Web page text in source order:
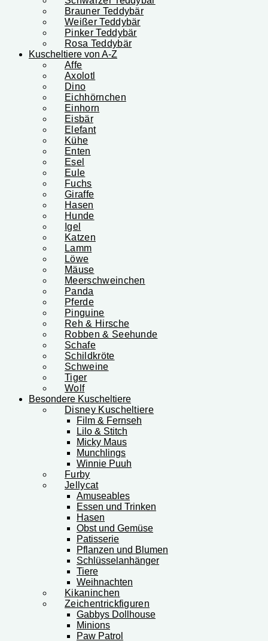
Brauner Teddybär
Weißer Teddybär
Pinker Teddybär
Rosa Teddybär
Kuscheltiere von A-Z
Affe
Axolotl
Dino
Eichhörnchen
Einhorn
Eisbär
Elefant
Kühe
Enten
Esel
Eule
Fuchs
Giraffe
Hasen
Hunde
Igel
Katzen
Lamm
Löwe
Mäuse
Meerschweinchen
Panda
Pferde
Pinguine
Reh & Hirsche
Robben & Seehunde
Schafe
Schildkröte
Schweine
Tiger
Wolf
Besondere Kuscheltiere
Disney Kuscheltiere
Film & Fernseh
Lilo & Stitch
Micky Maus
Munchlings
Winnie Puuh
Furby
Jellycat
Amuseables
Essen und Trinken
Hasen
Obst und Gemüse
Patisserie
Pflanzen und Blumen
Schlüsselanhänger
Tiere
Weihnachten
Kikaninchen
Zeichentrickfiguren
Gabbys Dollhouse
Minions
Paw Patrol